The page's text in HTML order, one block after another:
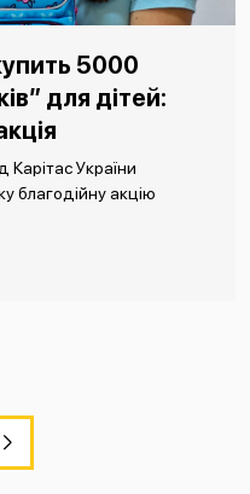
5000
для дітей:
України
благодійну акцію